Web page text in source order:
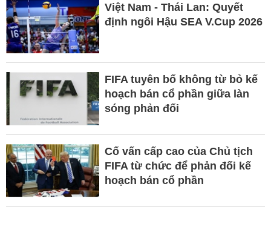
Việt Nam - Thái Lan: Quyết
định ngôi Hậu SEA V.Cup 2026
FIFA tuyên bố không từ bỏ kế
hoạch bán cổ phần giữa làn
sóng phản đối
Cố vấn cấp cao của Chủ tịch
FIFA từ chức để phản đối kế
hoạch bán cổ phần